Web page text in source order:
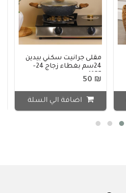
مقلى جرانيت سكني بيدين
24سم بغطاء زجاج 24-
1057
₪ 50
اضافة الي السلة